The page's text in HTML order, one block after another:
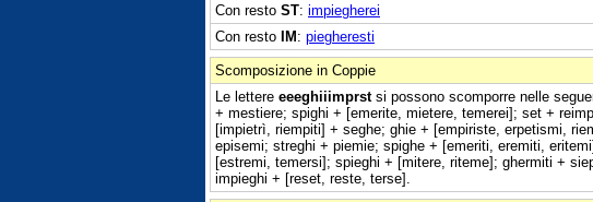
Con resto ST: impiegherei
Con resto IM: piegheresti
Scomposizione in Coppie
Le lettere eeeghiiimprstsi possono scomporre nelle
+ mestiere; spighi + [emerite, mietere, temerei]; set +
[impietrì, riempiti] + seghe; ghie + [empiriste, erpetismi,
episemi; streghi + piemie; spighe + [emeriti, eremiti,
[estremi, temersi]; spieghi + [mitere, riteme]; ghermiti +
impieghi + [reset, reste, terse].